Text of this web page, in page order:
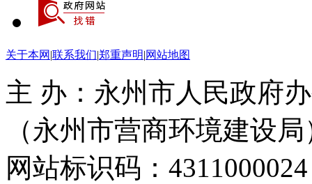
关于本网 |联系我们|郑重声明|网站地图
主 办：永州市人民政府
（永州市营商环境建设局
网站标识码：